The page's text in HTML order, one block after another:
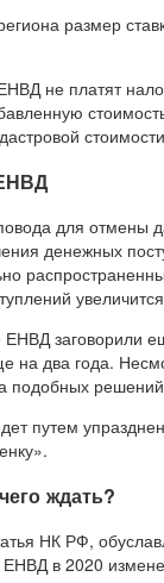
размер
не платят
для отмены
денежных
заговорили
на два года.
подобных
путем
ждать?
НК РФ,
в 2020